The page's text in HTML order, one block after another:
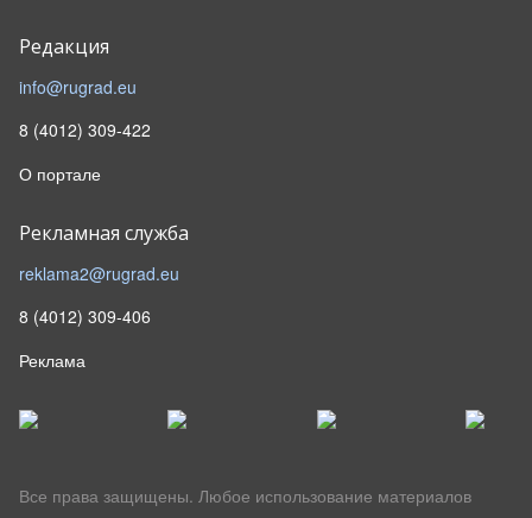
Редакция
info@rugrad.eu
8 (4012) 309-422
О портале
Рекламная служба
reklama2@rugrad.eu
8 (4012) 309-406
Реклама
Все права защищены. Любое использование материалов